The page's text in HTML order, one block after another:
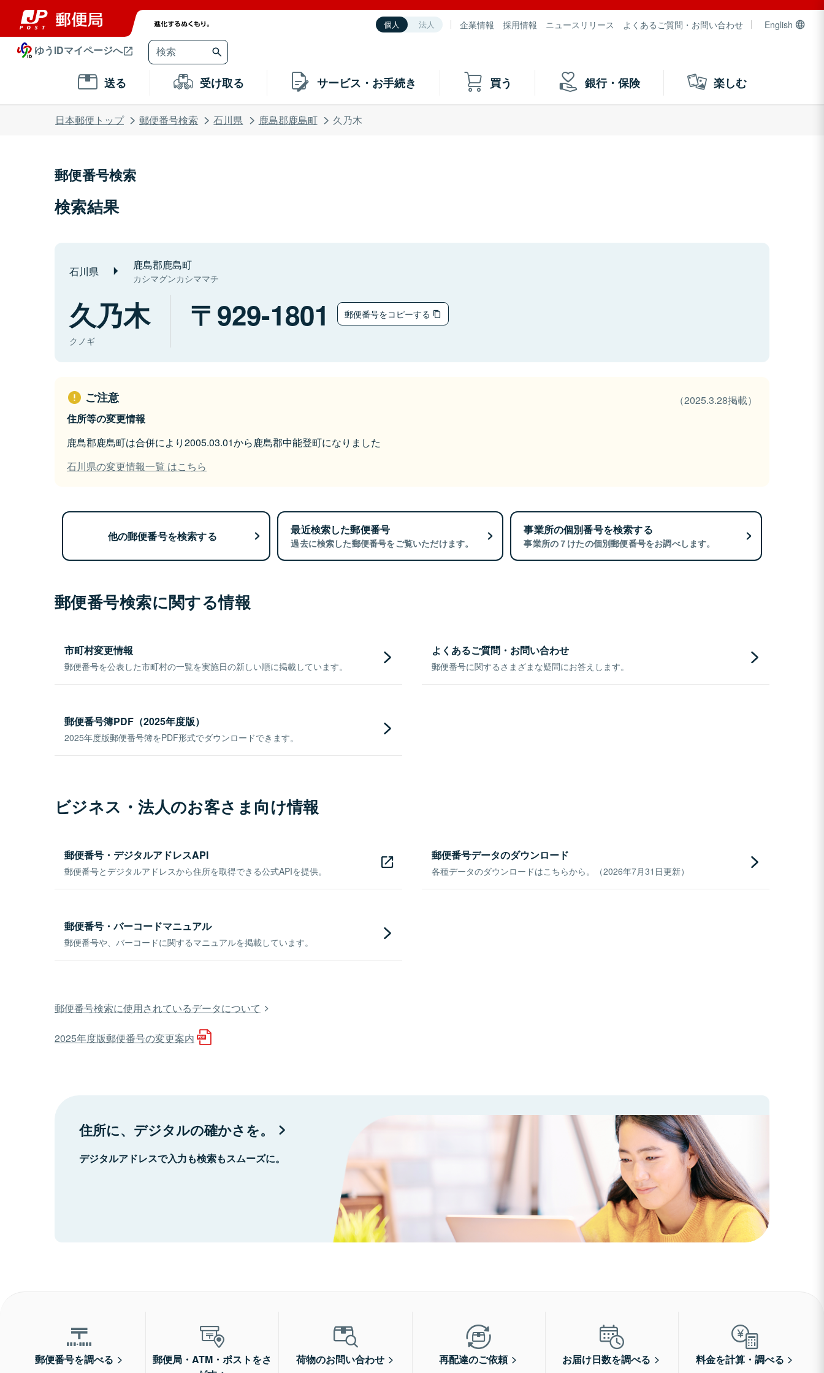
個人 法人 企業情報 採用情報 ニュースリリース よくあるご質問・お問い合わせ English
ゆうIDマイページへ
送る 受け取る サービス・お手続き 買う 銀行・保険 楽しむ
日本郵便トップ 郵便番号検索 石川県 鹿島郡鹿島町 久乃木
郵便番号検索
検索結果
石川県 鹿島郡鹿島町
カシマグンカシママチ
久乃木
クノギ
929-1801 郵便番号をコピーする
ご注意
（2025.3.28掲載）
住所等の変更情報
鹿島郡鹿島町は合併により2005.03.01から鹿島郡中能登町になりました
石川県の変更情報一覧 はこちら
他の郵便番号を検索する 最近検索した郵便番号
過去に検索した郵便番号をご覧いただけます。
事業所の個別番号を検索する
事業所の７けたの個別郵便番号をお調べします。
郵便番号検索に関する情報
市町村変更情報
郵便番号を公表した市町村の一覧を実施日の新しい順に掲載しています。
よくあるご質問・お問い合わせ
郵便番号に関するさまざまな疑問にお答えします。
郵便番号簿PDF（2025年度版）
2025年度版郵便番号簿をPDF形式でダウンロードできます。
ビジネス・法人のお客さま向け情報
郵便番号・デジタルアドレスAPI
郵便番号とデジタルアドレスから住所を取得できる公式APIを提供。
郵便番号データのダウンロード
各種データのダウンロードはこちらから。（2026年7月31日更新）
郵便番号・バーコードマニュアル
郵便番号や、バーコードに関するマニュアルを掲載しています。
郵便番号検索に使用されているデータについて
2025年度版郵便番号の変更案内
住所に、デジタルの確かさを。
デジタルアドレスで入力も検索もスムーズに。
郵便番号を調べる
郵便局・ATM・ポストをさ
荷物のお問い合わせ 再配達のご依頼 お届け日数を調べる 料金を計算・調べる